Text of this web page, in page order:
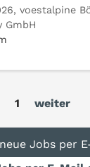
voestalpine
GmbH
1 weiter
Jobs per